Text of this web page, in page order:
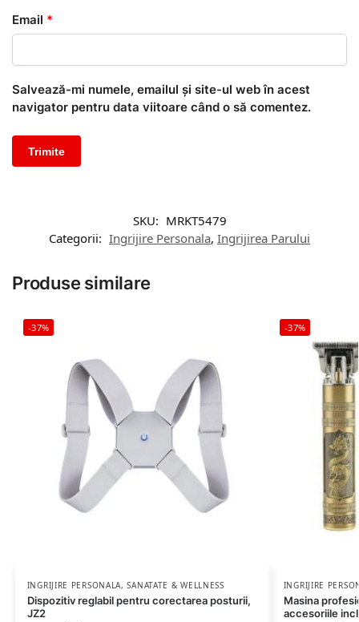
Email *
Salvează-mi numele, emailul și site-ul web în acest
navigator pentru data viitoare când o să comentez.
SKU: MRKT5479
Categorii: Ingrijire Personala, Ingrijirea Parului
Produse similare
-37%
INGRIJIRE PERSONALA,SANATATE & WELLNESS
Dispozitiv reglabil pentru corectarea posturii,
JZ2
-37%
INGRIJIRE
Masina
accesoriile